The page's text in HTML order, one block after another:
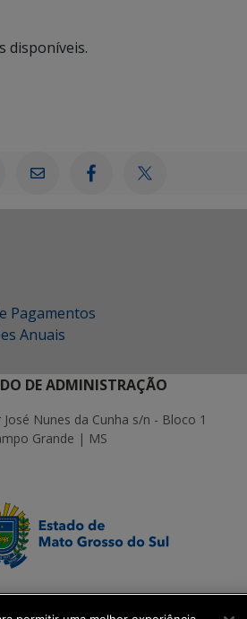
disponíveis.
Pagamentos
Anuais
DE ADMINISTRAÇÃO
Nunes da Cunha s/n - Bloco 1
Grande | MS